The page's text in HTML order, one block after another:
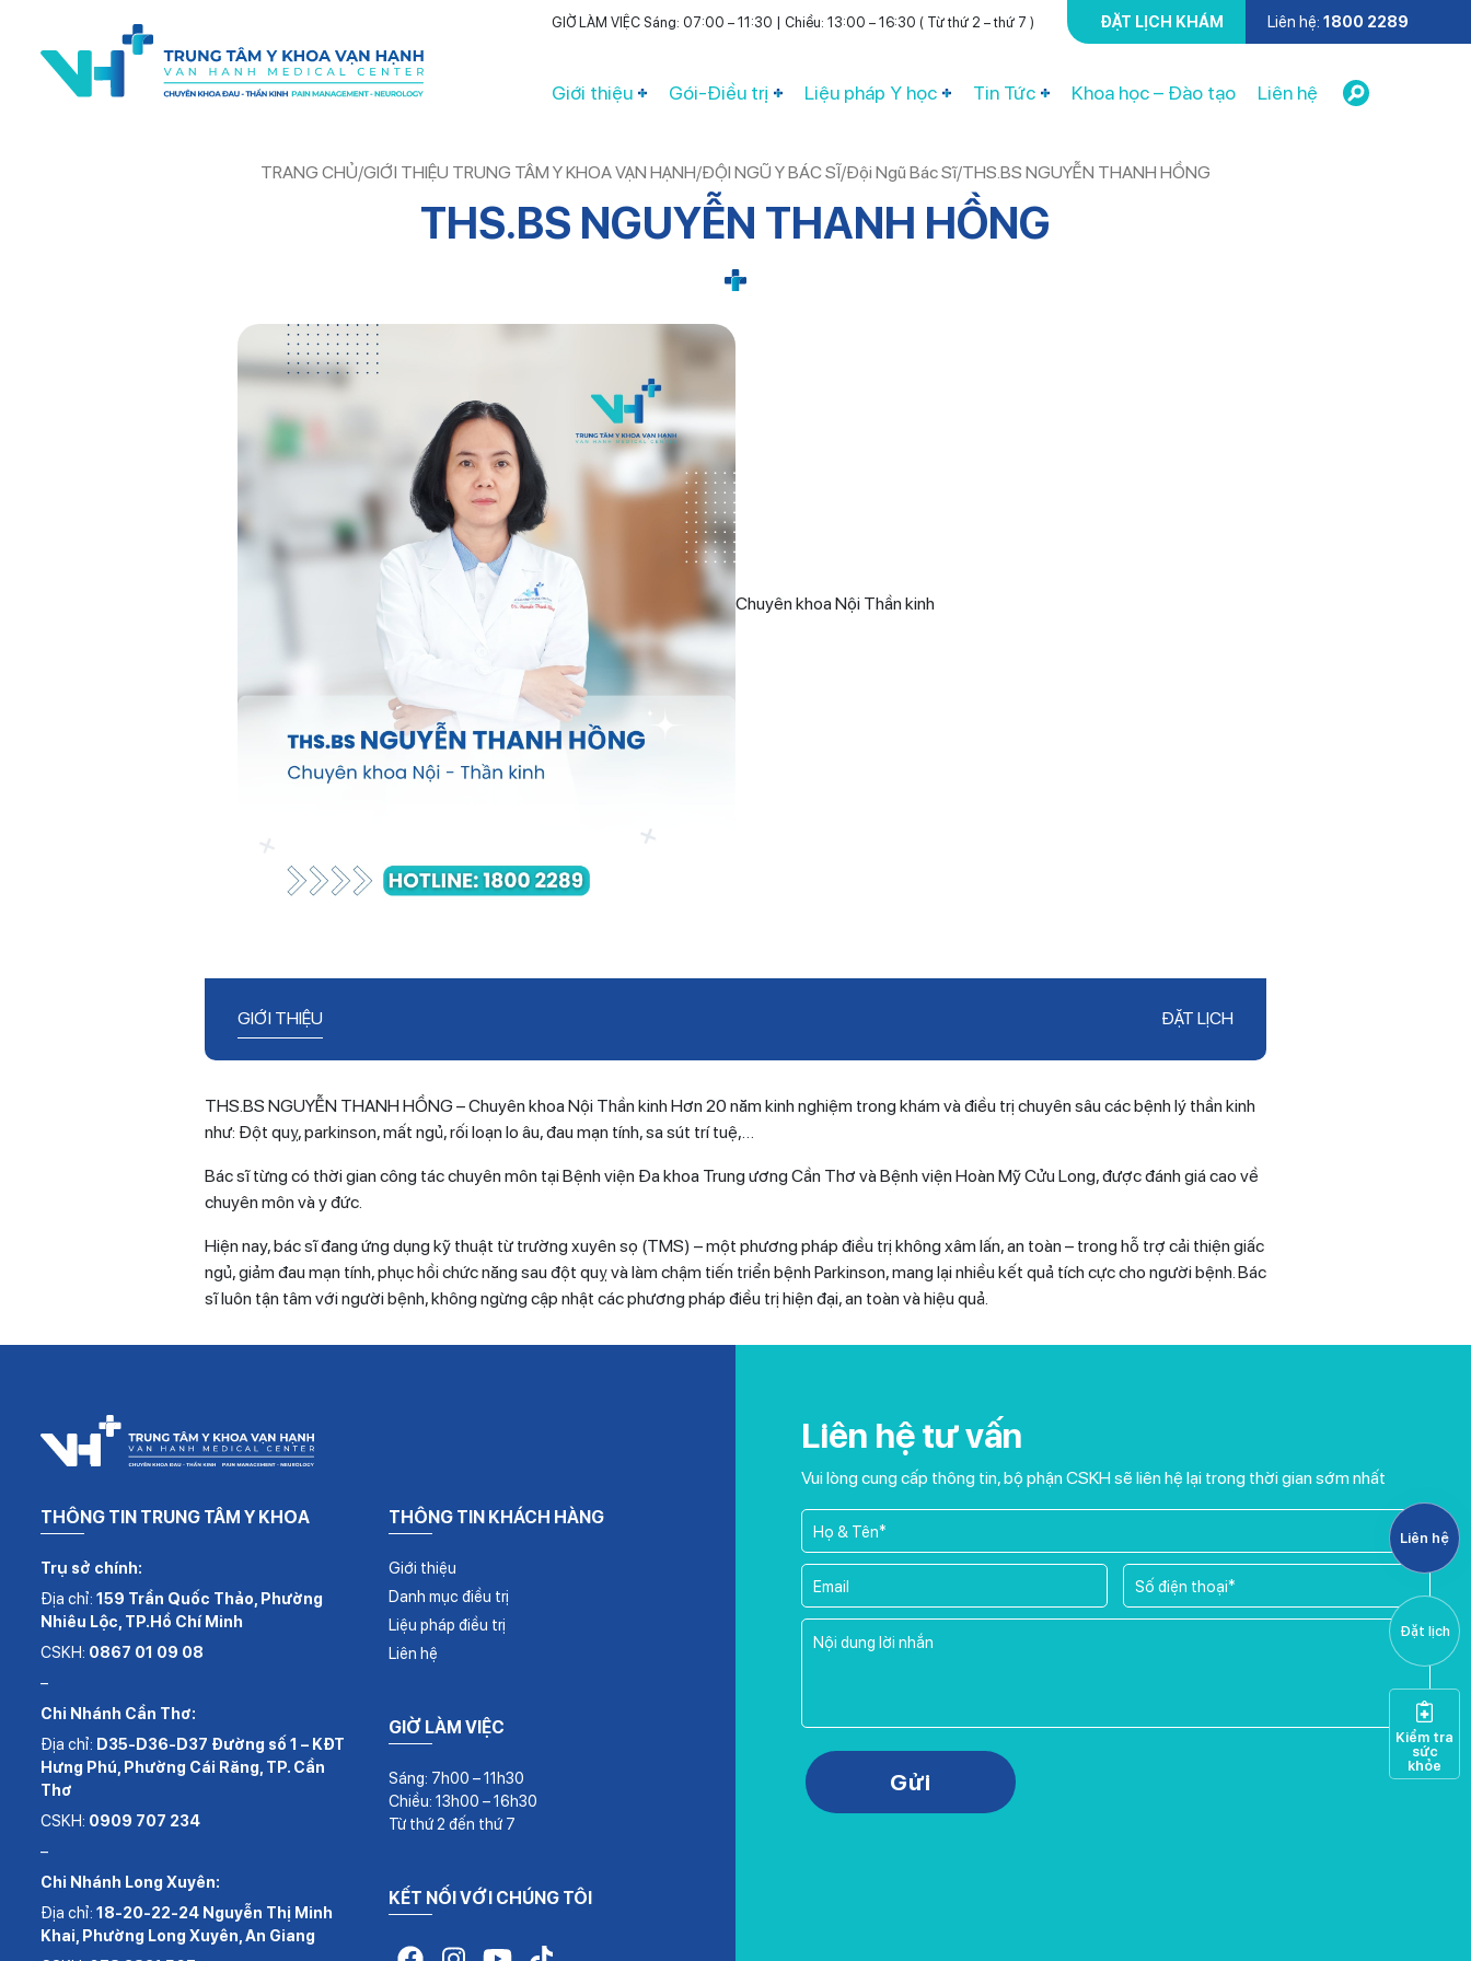
GIỜ LÀM VIỆC Sáng: 07:00 – 11:30 | Chiều: 13:00 – 16:30 ( Từ thứ 2 – thứ 7 ) ĐẶT LỊCH KHÁM Liên hệ: 1800 2289
Giới thiệu Gói-Điều trị Liệu pháp Y học Tin Tức Khoa học – Đào tạo Liên hệ
TRANG CHỦ/GIỚI THIỆU TRUNG TÂM Y KHOA VẠN HẠNH/ĐỘI NGŨ Y BÁC SĨ/Đội Ngũ Bác Sĩ/THS.BS NGUYỄN THANH HỒNG
THS.BS NGUYỄN THANH HỒNG
Chuyên khoa Nội Thần kinh
GIỚI THIỆU ĐẶT LỊCH
THS.BS NGUYỄN THANH HỒNG – Chuyên khoa Nội Thần kinh Hơn 20 năm kinh nghiệm trong khám và điều trị chuyên sâu các bệnh lý thần kinh
như: Đột quỵ, parkinson, mất ngủ, rối loạn lo âu, đau mạn tính, sa sút trí tuệ,…
Bác sĩ từng có thời gian công tác chuyên môn tại Bệnh viện Đa khoa Trung ương Cần Thơ và Bệnh viện Hoàn Mỹ Cửu Long, được đánh giá cao về
chuyên môn và y đức.
Hiện nay, bác sĩ đang ứng dụng kỹ thuật từ trường xuyên sọ (TMS) – một phương pháp điều trị không xâm lấn, an toàn – trong hỗ trợ cải thiện giấc
ngủ, giảm đau mạn tính, phục hồi chức năng sau đột quỵ và làm chậm tiến triển bệnh Parkinson, mang lại nhiều kết quả tích cực cho người bệnh. Bác
sĩ luôn tận tâm với người bệnh, không ngừng cập nhật các phương pháp điều trị hiện đại, an toàn và hiệu quả.
THÔNG TIN TRUNG TÂM Y KHOA
Trụ sở chính:
Địa chỉ: 159 Trần Quốc Thảo, Phường
Nhiêu Lộc, TP.Hồ Chí Minh
CSKH: 0867 01 09 08
–
Chi Nhánh Cần Thơ:
Địa chỉ: D35-D36-D37 Đường số 1 – KĐT
Hưng Phú, Phường Cái Răng, TP. Cần
Thơ
CSKH: 0909 707 234
–
Chi Nhánh Long Xuyên:
Địa chỉ: 18-20-22-24 Nguyễn Thị Minh
Khai, Phường Long Xuyên, An Giang
THÔNG TIN KHÁCH HÀNG
Giới thiệu
Danh mục điều trị
Liệu pháp điều trị
Liên hệ
GIỜ LÀM VIỆC
Sáng: 7h00 – 11h30
Chiều: 13h00 – 16h30
Từ thứ 2 đến thứ 7
KẾT NỐI VỚI CHÚNG TÔI
Liên hệ tư vấn
Vui lòng cung cấp thông tin, bộ phận CSKH sẽ liên hệ lại trong thời gian sớm nhất
Please leave this field empty.
Gửi
Liên hệ
Đặt lịch
Kiểm tra
sức
khỏe